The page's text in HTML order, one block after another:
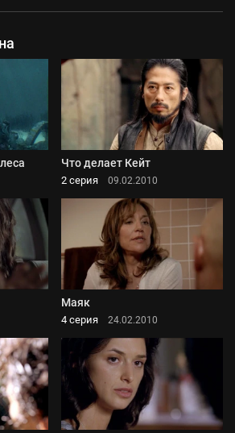
Что делает Кейт
2 серия 09.02.2010
Маяк
4 серия 24.02.2010